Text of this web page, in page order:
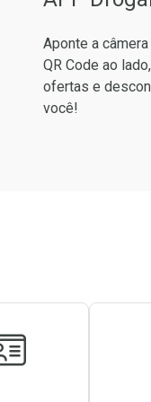
ofertas:
Aponte a
QR Code ao
ofertas e
você!